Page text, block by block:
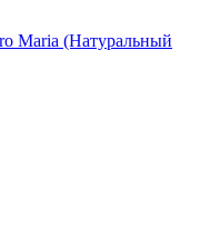
Maria (Натуральный